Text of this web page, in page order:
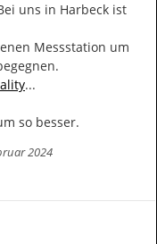
uns in Harbeck ist
Messstation um
-monitors
...
so besser.
2024